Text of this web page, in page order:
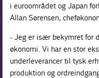
i euroområdet og Japan
Allan Sørensen,
- Jeg er især bekymret for
økonomi. Vi har en stor
underleverancer til tysk
produktion og